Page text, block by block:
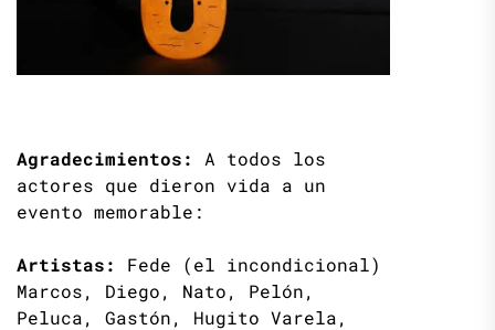
Agradecimientos: A todos los
actores que dieron vida a un
evento memorable:
Artistas: Fede (el incondicional)
Marcos, Diego, Nato, Pelón,
Peluca, Gastón, Hugito Varela,